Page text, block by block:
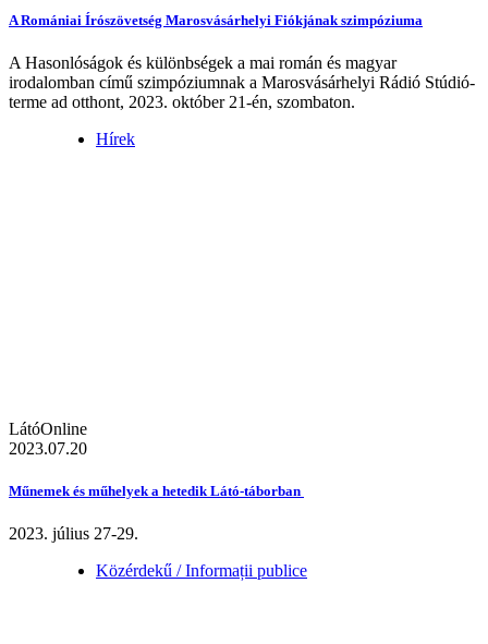
A Romániai Írószövetség Marosvásárhelyi Fiókjának szimpóziuma
A Hasonlóságok és különbségek a mai román és magyar
irodalomban című szimpóziumnak a Marosvásárhelyi Rádió Stúdió-
terme ad otthont, 2023. október 21-én, szombaton.
Hírek
LátóOnline
2023.07.20
Műnemek és műhelyek a hetedik Látó-táborban
2023. július 27-29.
Közérdekű / Informații publice